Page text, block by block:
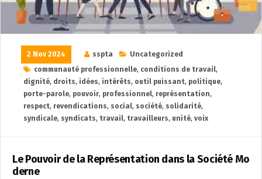
2 Nov 2024 sspta
Uncategorized
communauté professionnelle, conditions de travail,
dignité, droits, idées, intérêts, outil puissant, politique,
porte-parole, pouvoir, professionnel, représentation,
respect, revendications, social, société, solidarité,
syndicale, syndicats, travail, travailleurs, unité, voix
Le Pouvoir de la Représentation dans la Société Mo
derne